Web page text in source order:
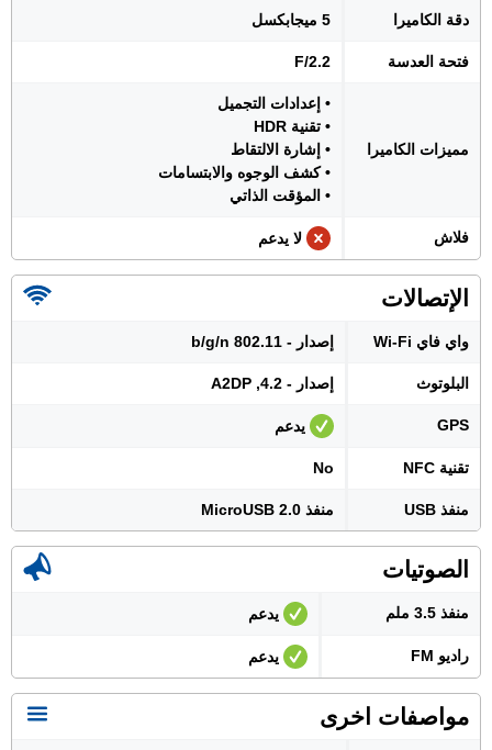
دقة الكاميرا 5 ميجابكسل
فتحة العدسة F/2.2
مميزات الكاميرا
• إعدادات التجميل
• تقنية HDR
• إشارة الالتقاط
• كشف الوجوه والابتسامات
• المؤقت الذاتي
فلاش لا يدعم
الإتصالات
واي فاي Wi-Fi إصدار - 802.11 b/g/n
البلوتوث إصدار - 4.2, A2DP
GPS يدعم
تقنية NFC No
منفذ USB منفذ MicroUSB 2.0
الصوتيات
منفذ 3.5 ملم يدعم
راديو FM يدعم
مواصفات اخرى